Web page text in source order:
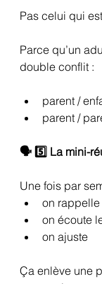
Pas celui qui
Parce qu’un
double conflit :
parent /
parent /
🗣️ 5️⃣ La mini-
Une fois par
on
on écoute
on ajuste
Ça enlève une